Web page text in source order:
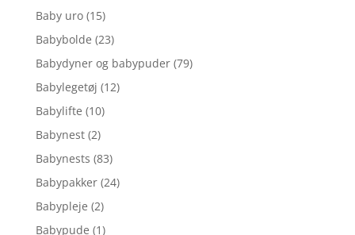
Baby uro (15)
Babybolde (23)
Babydyner og babypuder (79)
Babylegetøj (12)
Babylifte (10)
Babynest (2)
Babynests (83)
Babypakker (24)
Babypleje (2)
Babypude (1)